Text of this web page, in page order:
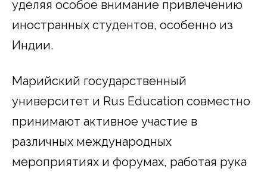
уделяя особое внимание привлечению
иностранных студентов, особенно из
Индии.
Марийский государственный
университет и Rus Education совместно
принимают активное участие в
различных международных
мероприятиях и форумах, работая рука